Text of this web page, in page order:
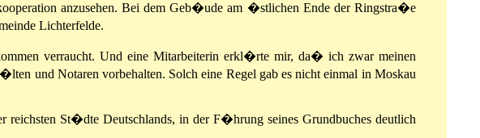
anzusehen. Bei dem Geb�ude am �stlichen Ende der Ringstra�e
Lichterfelde.
verraucht. Und eine Mitarbeiterin erkl�rte mir, da� ich zwar meinen
und Notaren vorbehalten. Solch eine Regel gab es nicht einmal in Moskau
St�dte Deutschlands, in der F�hrung seines Grundbuches deutlich